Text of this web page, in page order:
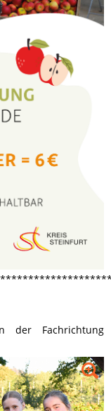
der Fachrichtung